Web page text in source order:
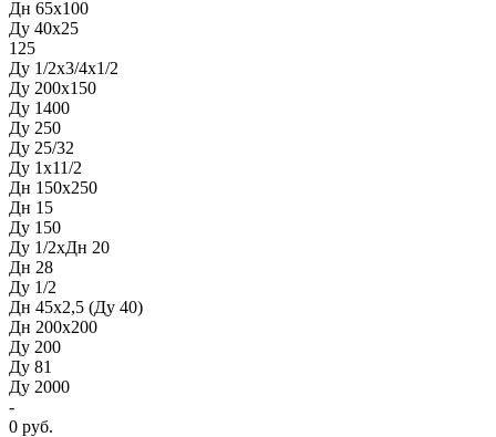
Дн 65х100
Ду 40х25
125
Ду 1/2х3/4х1/2
Ду 200х150
Ду 1400
Ду 250
Ду 25/32
Ду 1х11/2
Дн 150х250
Дн 15
Ду 150
Ду 1/2хДн 20
Дн 28
Ду 1/2
Дн 45х2,5 (Ду 40)
Дн 200х200
Ду 200
Ду 81
Ду 2000
-
0 руб.